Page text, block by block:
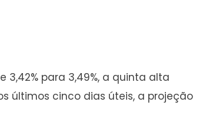
3,42% para 3,49%, a quinta alta
últimos cinco dias úteis, a projeção